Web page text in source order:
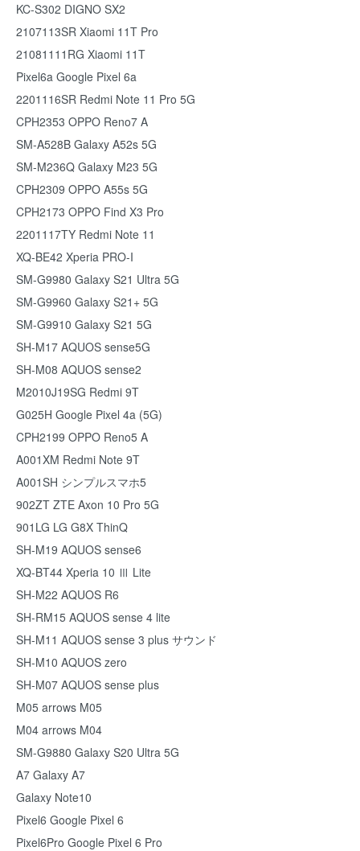
KC-S302 DIGNO SX2
2107113SR Xiaomi 11T Pro
21081111RG Xiaomi 11T
Pixel6a Google Pixel 6a
2201116SR Redmi Note 11 Pro 5G
CPH2353 OPPO Reno7 A
SM-A528B Galaxy A52s 5G
SM-M236Q Galaxy M23 5G
CPH2309 OPPO A55s 5G
CPH2173 OPPO Find X3 Pro
2201117TY Redmi Note 11
XQ-BE42 Xperia PRO-I
SM-G9980 Galaxy S21 Ultra 5G
SM-G9960 Galaxy S21+ 5G
SM-G9910 Galaxy S21 5G
SH-M17 AQUOS sense5G
SH-M08 AQUOS sense2
M2010J19SG Redmi 9T
G025H Google Pixel 4a (5G)
CPH2199 OPPO Reno5 A
A001XM Redmi Note 9T
A001SH シンプルスマホ5
902ZT ZTE Axon 10 Pro 5G
901LG LG G8X ThinQ
SH-M19 AQUOS sense6
XQ-BT44 Xperia 10 Ⅲ Lite
SH-M22 AQUOS R6
SH-RM15 AQUOS sense 4 lite
SH-M11 AQUOS sense 3 plus サウンド
SH-M10 AQUOS zero
SH-M07 AQUOS sense plus
M05 arrows M05
M04 arrows M04
SM-G9880 Galaxy S20 Ultra 5G
A7 Galaxy A7
Galaxy Note10
Pixel6 Google Pixel 6
Pixel6Pro Google Pixel 6 Pro